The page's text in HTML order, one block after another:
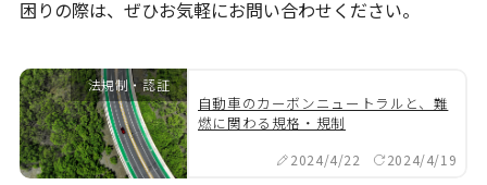
困りの際は、ぜひお気軽にお問い合わせください。
法規制・認証
自動車のカーボンニュートラルと、難
燃に関わる規格・規制
2024/4/22 2024/4/19